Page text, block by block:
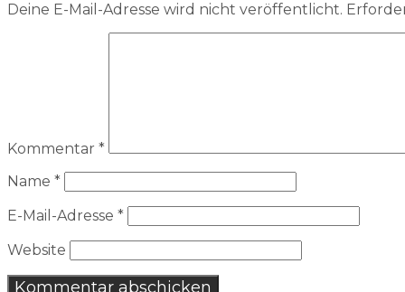
Deine E-Mail-Adresse wird nicht veröffentlicht.
Kommentar *
Name *
E-Mail-Adresse *
Website